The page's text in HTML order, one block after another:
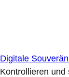
Digitale
Kontrollieren und